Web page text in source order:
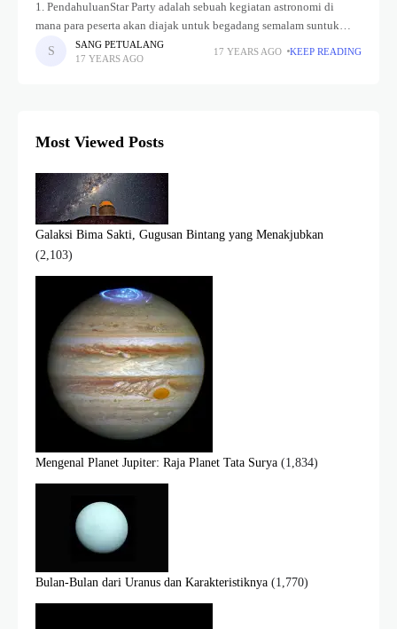
1. PendahuluanStar Party adalah sebuah kegiatan astronomi di
mana para peserta akan diajak untuk begadang semalam suntuk
untuk menikmati dan mempelajari keindahan alam semesta nan
luas. Kegiatan yang sudah diagendakan
SANG PETUALANG
17 YEARS AGO
17 YEARS AGO KEEP READING
Most Viewed Posts
Galaksi Bima Sakti, Gugusan Bintang yang Menakjubkan
(2,103)
Mengenal Planet Jupiter: Raja Planet Tata Surya (1,834)
Bulan-Bulan dari Uranus dan Karakteristiknya (1,770)